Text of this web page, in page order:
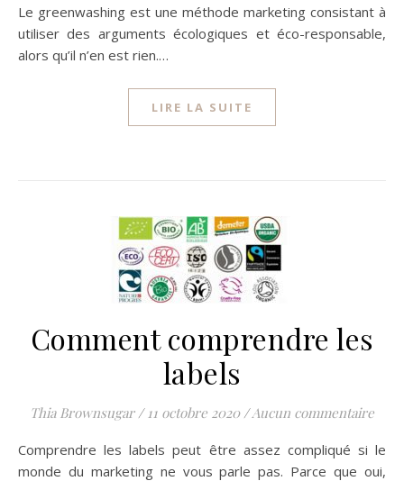
Le greenwashing est une méthode marketing consistant à
utiliser des arguments écologiques et éco-responsable,
alors qu’il n’en est rien.…
LIRE LA SUITE
Comment comprendre les
labels
Thia Brownsugar / 11 octobre 2020 / Aucun commentaire
Comprendre les labels peut être assez compliqué si le
monde du marketing ne vous parle pas. Parce que oui,